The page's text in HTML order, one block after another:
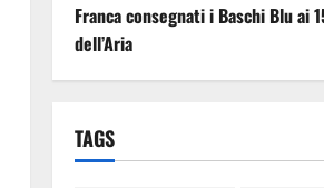
Franca consegnati i Baschi Blu ai
dell’Aria
TAGS